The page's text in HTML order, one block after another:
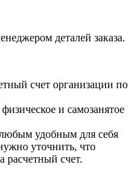
деталей заказа.
счет организации по
и самозанятое
удобным для себя
уточнить, что
расчетный счет.